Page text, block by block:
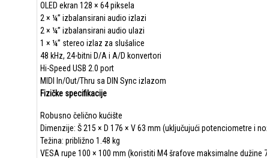
OLED ekran 128 × 64 piksela
2 × ¼” izbalansirani audio izlazi
2 × ¼” izbalansirani audio ulazi
1 × ¼” stereo izlaz za slušalice
48 kHz, 24-bitni D/A i A/D konvertori
Hi-Speed USB 2.0 port
MIDI In/Out/Thru sa DIN Sync izlazom
Fizičke specifikacije
Robusno čelično kućište
Dimenzije: Š 215 × D 176 × V 63 mm (uključujući potenciometre i
Težina: približno 1.48 kg
VESA rupe 100 × 100 mm (koristiti M4 šrafove maksimalne dužine